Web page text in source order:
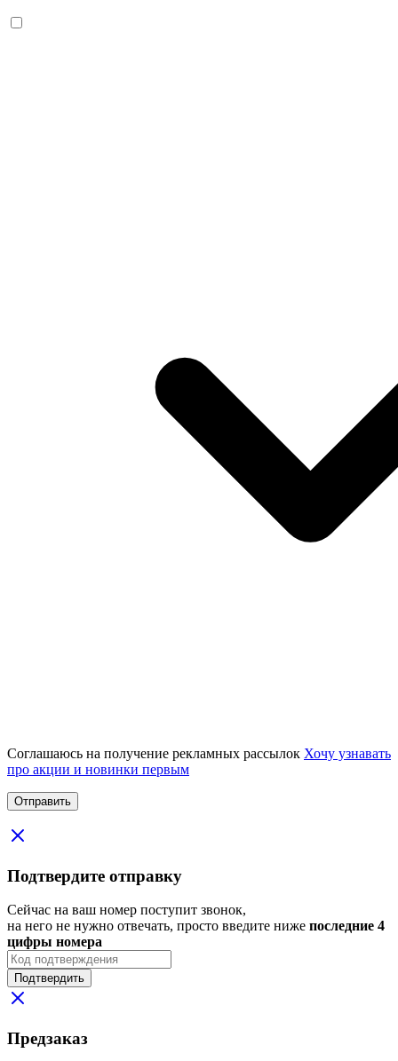
Соглашаюсь на получение рекламных рассылок Хочу узнавать
про акции и новинки первым
Подтвердите отправку
Сейчас на ваш номер поступит звонок,
на него не нужно отвечать, просто введите ниже последние 4
цифры номера
Подтвердить
Предзаказ